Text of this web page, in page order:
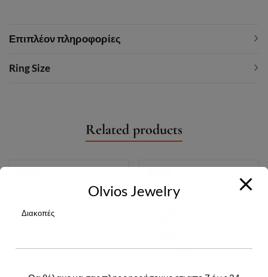
Επιπλέον πληροφορίες
Ring Size
Related products
Olvios Jewelry
Διακοπές